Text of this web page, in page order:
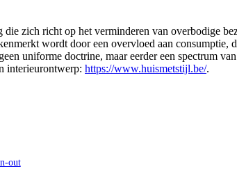
zich richt op het verminderen van overbodige
wordt door een overvloed aan
uniforme doctrine, maar eerder een spectrum
interieurontwerp: https://www.huismetstijl.be/.
out